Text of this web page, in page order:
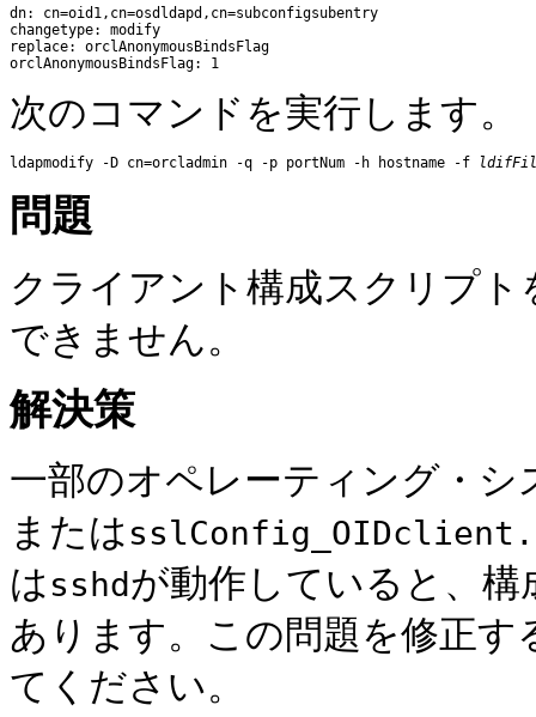
dn: cn=oid1,cn=osdldapd,cn=subconfigsubentry
changetype: modify
replace: orclAnonymousBindsFlag
次のコマンドを実行します。
ldapmodify -D cn=orcladmin -q -p portNum -h hostname -f
問題
クライアント構成スクリプ
できません。
解決策
一部のオペレーティング・シ
または
はsshdが動作していると、
あります。この問題を修正す
てください。